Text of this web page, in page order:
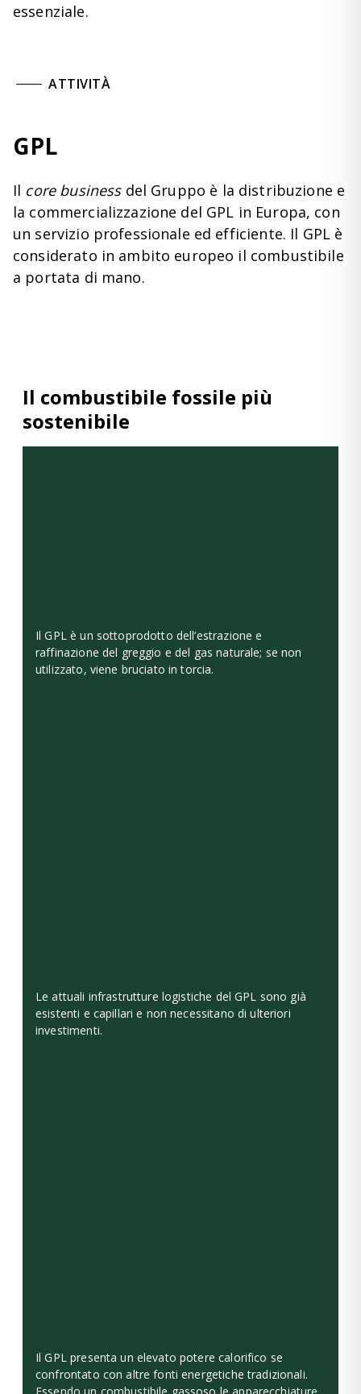
essenziale.
ATTIVITÀ
GPL
Il core businessdel Gruppo è la distribuzione e
la commercializzazione del GPL in Europa, con
un servizio professionale ed efficiente. Il GPL è
considerato in ambito europeo il combustibile
a portata di mano.
Il combustibile fossile più
sostenibile
Il GPL è un sottoprodotto dell’estrazione e
raffinazione del greggio e del gas naturale; se non
utilizzato, viene bruciato in torcia.
Le attuali infrastrutture logistiche del GPL sono già
esistenti e capillari e non necessitano di ulteriori
investimenti.
Il GPL presenta un elevato potere calorifico se
confrontato con altre fonti energetiche tradizionali.